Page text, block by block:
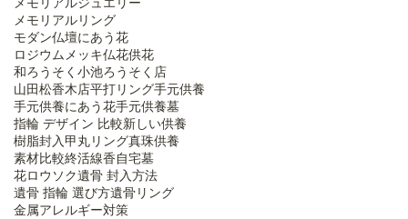
メモリアルリング
モダン仏壇にあう花
ロジウムメッキ仏花供花
和ろうそく 小池ろうそく店
山田松香木店平打リング手元供養
手元供養にあう花手元供養墓
指輪 デザイン 比較新しい供養
樹脂封入 甲丸リング真珠供養
素材比較終活線香自宅墓
花ロウソク遺骨 封入方法
遺骨 指輪 選び方遺骨リング
金属アレルギー対策